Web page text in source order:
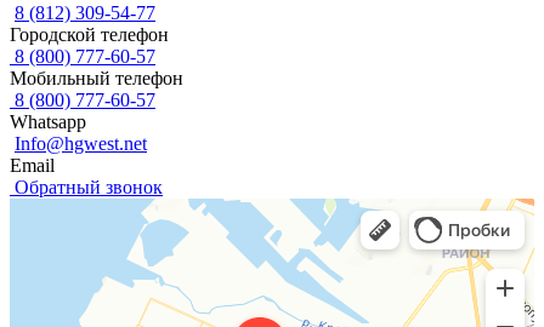
8 (812) 309-54-77
Городской телефон
8 (800) 777-60-57
Мобильный телефон
8 (800) 777-60-57
Whatsapp
Info@hgwest.net
Email
Обратный звонок